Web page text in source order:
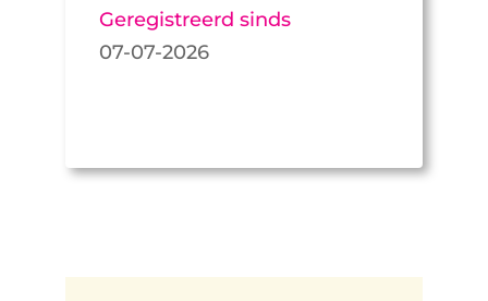
Geregistreerd sinds
07-07-2026